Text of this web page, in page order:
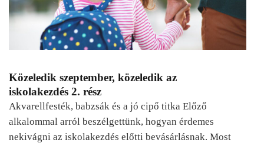
Közeledik szeptember, közeledik az
iskolakezdés 2. rész
Akvarellfesték, babzsák és a jó cipő titka Előző
alkalommal arról beszélgettünk, hogyan érdemes
nekivágni az iskolakezdés előtti bevásárlásnak. Most